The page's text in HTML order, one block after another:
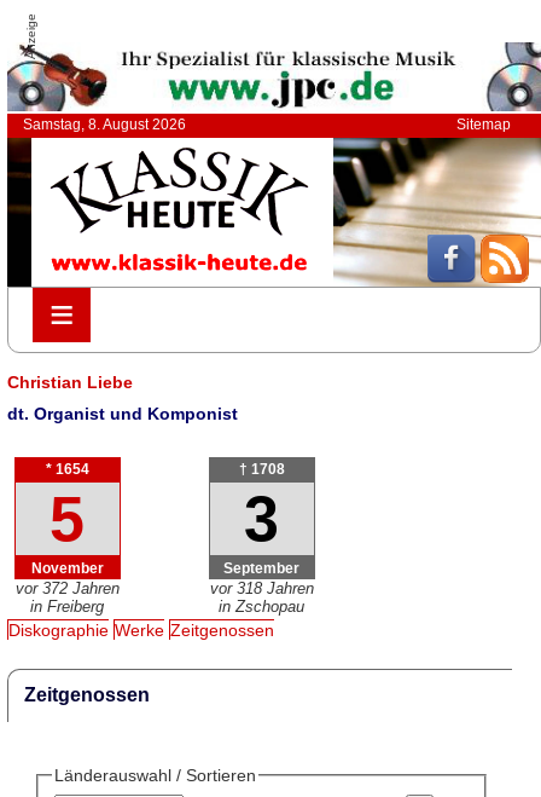
Anzeige
Samstag, 8. August 2026 Sitemap
≡
≡
Christian Liebe
dt. Organist und Komponist
* 1654
5
November
vor 372 Jahren
in Freiberg
† 1708
3
September
vor 318 Jahren
in Zschopau
Diskographie Werke Zeitgenossen
Zeitgenossen
Länderauswahl / Sortieren